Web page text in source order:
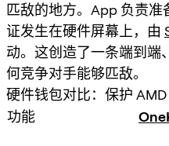
匹敌的地方。App 负责
证发生在硬件屏幕上，由
动。这创造了一条端到端
何竞争对手能够匹敌。
硬件钱包对比：保护
功能